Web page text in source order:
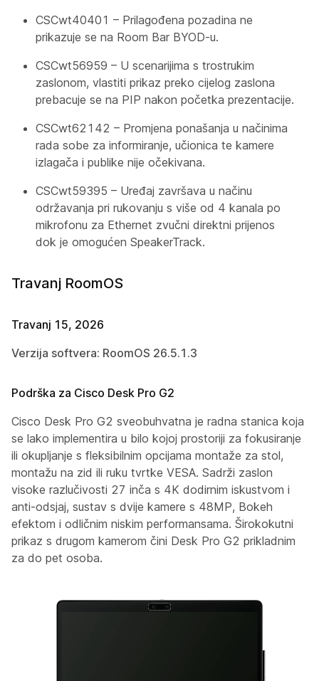
CSCwt40401 – Prilagođena pozadina ne
prikazuje se na Room Bar BYOD-u.
CSCwt56959 – U scenarijima s trostrukim
zaslonom, vlastiti prikaz preko cijelog zaslona
prebacuje se na PIP nakon početka prezentacije.
CSCwt62142 – Promjena ponašanja u načinima
rada sobe za informiranje, učionica te kamere
izlagača i publike nije očekivana.
CSCwt59395 – Uređaj završava u načinu
održavanja pri rukovanju s više od 4 kanala po
mikrofonu za Ethernet zvučni direktni prijenos
dok je omogućen SpeakerTrack.
Travanj RoomOS
Travanj 15, 2026
Verzija softvera: RoomOS 26.5.1.3
Podrška za Cisco Desk Pro G2
Cisco Desk Pro G2 sveobuhvatna je radna stanica koja
se lako implementira u bilo kojoj prostoriji za fokusiranje
ili okupljanje s fleksibilnim opcijama montaže za stol,
montažu na zid ili ruku tvrtke VESA. Sadrži zaslon
visoke razlučivosti 27 inča s 4K dodirnim iskustvom i
anti-odsjaj, sustav s dvije kamere s 48MP, Bokeh
efektom i odličnim niskim performansama. Širokokutni
prikaz s drugom kamerom čini Desk Pro G2 prikladnim
za do pet osoba.